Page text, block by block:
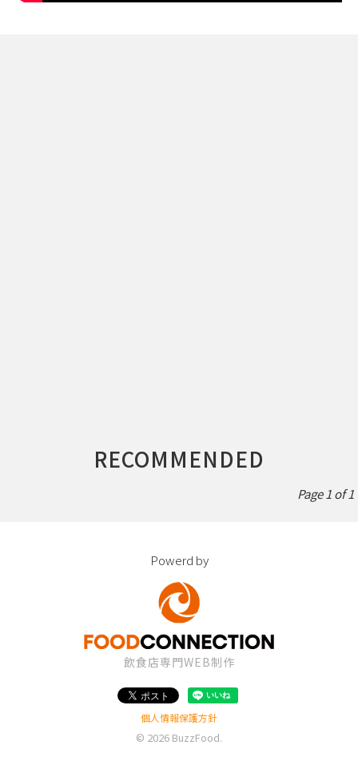
RECOMMENDED
Page 1 of 1
Powerd by
飲食店専門WEB制作
個人情報保護方針
© 2026 BuzzFood.